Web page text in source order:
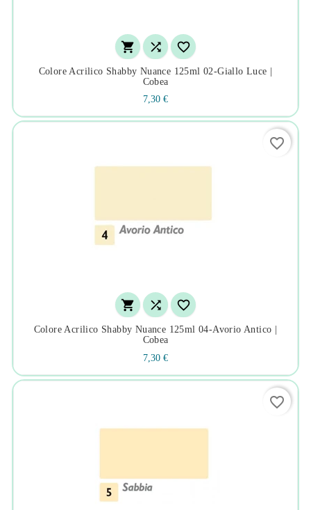
  
Colore Acrilico Shabby Nuance 125ml 02-Giallo Luce |
Cobea
7,30 €
  
Colore Acrilico Shabby Nuance 125ml 04-Avorio Antico |
Cobea
7,30 €
favorite_border
favorite_border